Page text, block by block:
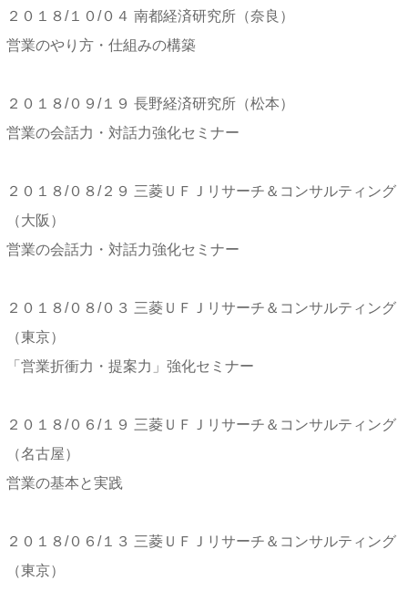
２０１８/１０/０４ 南都経済研究所（奈良）
営業のやり方・仕組みの構築
２０１８/０９/１９ 長野経済研究所（松本）
営業の会話力・対話力強化セミナー
２０１８/０８/２９ 三菱ＵＦＪリサーチ＆コンサルティング
（大阪）
営業の会話力・対話力強化セミナー
２０１８/０８/０３ 三菱ＵＦＪリサーチ＆コンサルティング
（東京）
「営業折衝力・提案力」強化セミナー
２０１８/０６/１９ 三菱ＵＦＪリサーチ＆コンサルティング
（名古屋）
営業の基本と実践
２０１８/０６/１３ 三菱ＵＦＪリサーチ＆コンサルティング
（東京）